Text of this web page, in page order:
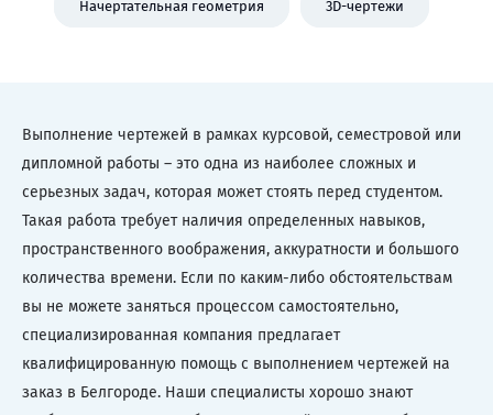
Начертательная геометрия 3D-чертежи
Выполнение чертежей в рамках курсовой, семестровой или
дипломной работы – это одна из наиболее сложных и
серьезных задач, которая может стоять перед студентом.
Такая работа требует наличия определенных навыков,
пространственного воображения, аккуратности и большого
количества времени. Если по каким-либо обстоятельствам
вы не можете заняться процессом самостоятельно,
специализированная компания предлагает
квалифицированную помощь с выполнением чертежей на
заказ в Белгороде. Наши специалисты хорошо знают